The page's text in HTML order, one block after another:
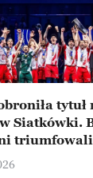
Siatkówki.